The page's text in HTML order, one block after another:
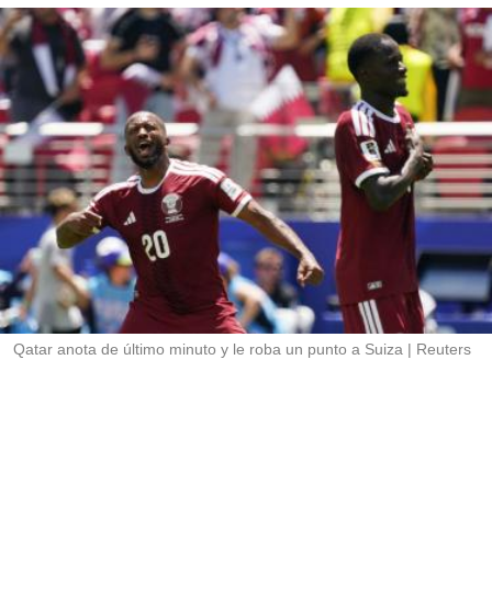
i
n
e
s
d
e
c
o
m
p
a
r
t
i
r
r
d
a
r
Qatar anota de último minuto y le roba un punto a Suiza Reuters